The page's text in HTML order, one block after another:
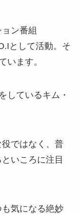
ン番組
として活動。そ
います。
しているキム・
ではなく、普
いころに注目
気になる絶妙